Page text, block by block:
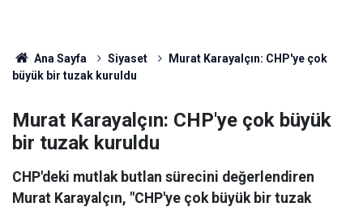
Ana Sayfa Siyaset
Murat Karayalçın: CHP'ye çok
büyük bir tuzak kuruldu
Murat Karayalçın: CHP'ye çok büyük
bir tuzak kuruldu
CHP'deki mutlak butlan sürecini değerlendiren
Murat Karayalçın, "CHP'ye çok büyük bir tuzak